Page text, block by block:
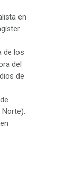
en
de los
del
de